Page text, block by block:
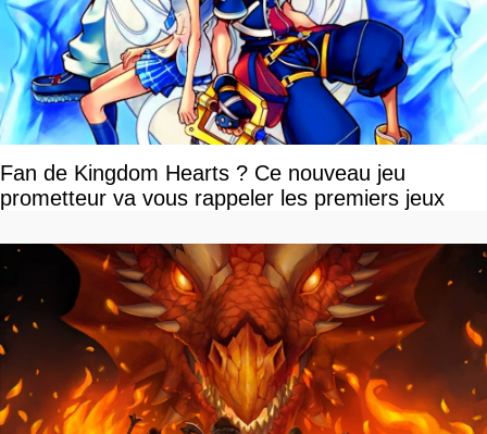
Fan de Kingdom Hearts ? Ce nouveau jeu
prometteur va vous rappeler les premiers jeux